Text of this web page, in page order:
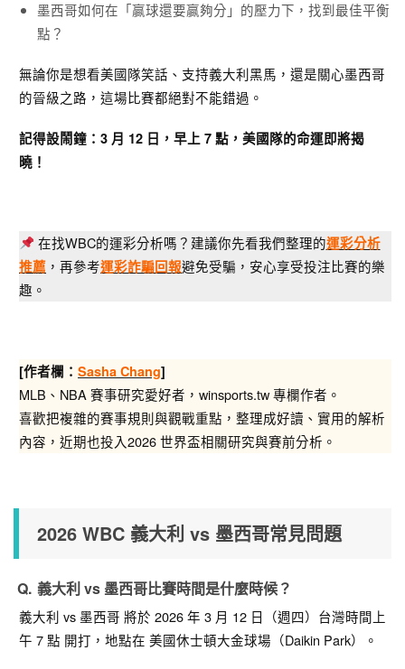
墨西哥如何在「贏球還要贏夠分」的壓力下，找到最佳平衡
點？
無論你是想看美國隊笑話、支持義大利黑馬，還是關心墨西哥
的晉級之路，這場比賽都絕對不能錯過。
記得設鬧鐘：3 月 12 日，早上 7 點，美國隊的命運即將揭
曉！
在找WBC的運彩分析嗎？建議你先看我們整理的運彩分析
推薦 ，再參考運彩詐騙回報避免受騙，安心享受投注比賽的樂
趣。
[作者欄：Sasha Chang]
MLB、NBA 賽事研究愛好者，winsports.tw 專欄作者。
喜歡把複雜的賽事規則與觀戰重點，整理成好讀、實用的解析
內容，近期也投入2026 世界盃相關研究與賽前分析。
2026 WBC 義大利 vs 墨西哥常見問題
義大利 vs 墨西哥比賽時間是什麼時候？
義大利 vs 墨西哥 將於2026 年 3 月 12 日（週四）台灣時間上
午 7 點 開打，地點在美國休士頓大金球場（Daikin Park） 。